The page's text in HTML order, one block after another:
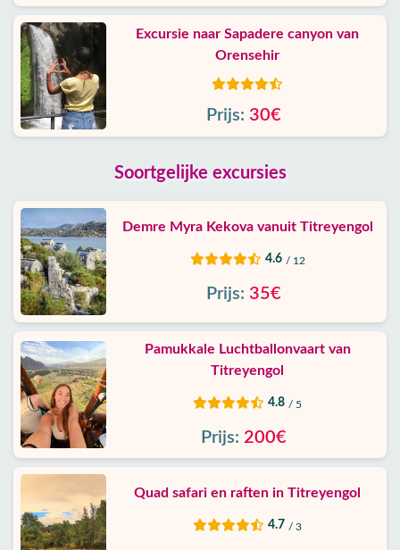
Excursie naar Sapadere canyon van
Orensehir
Prijs: 30€
Soortgelijke excursies
Demre Myra Kekova vanuit Titreyengol
4.6 / 12
Prijs: 35€
Pamukkale Luchtballonvaart van
Titreyengol
4.8 / 5
Prijs: 200€
Quad safari en raften in Titreyengol
4.7 / 3